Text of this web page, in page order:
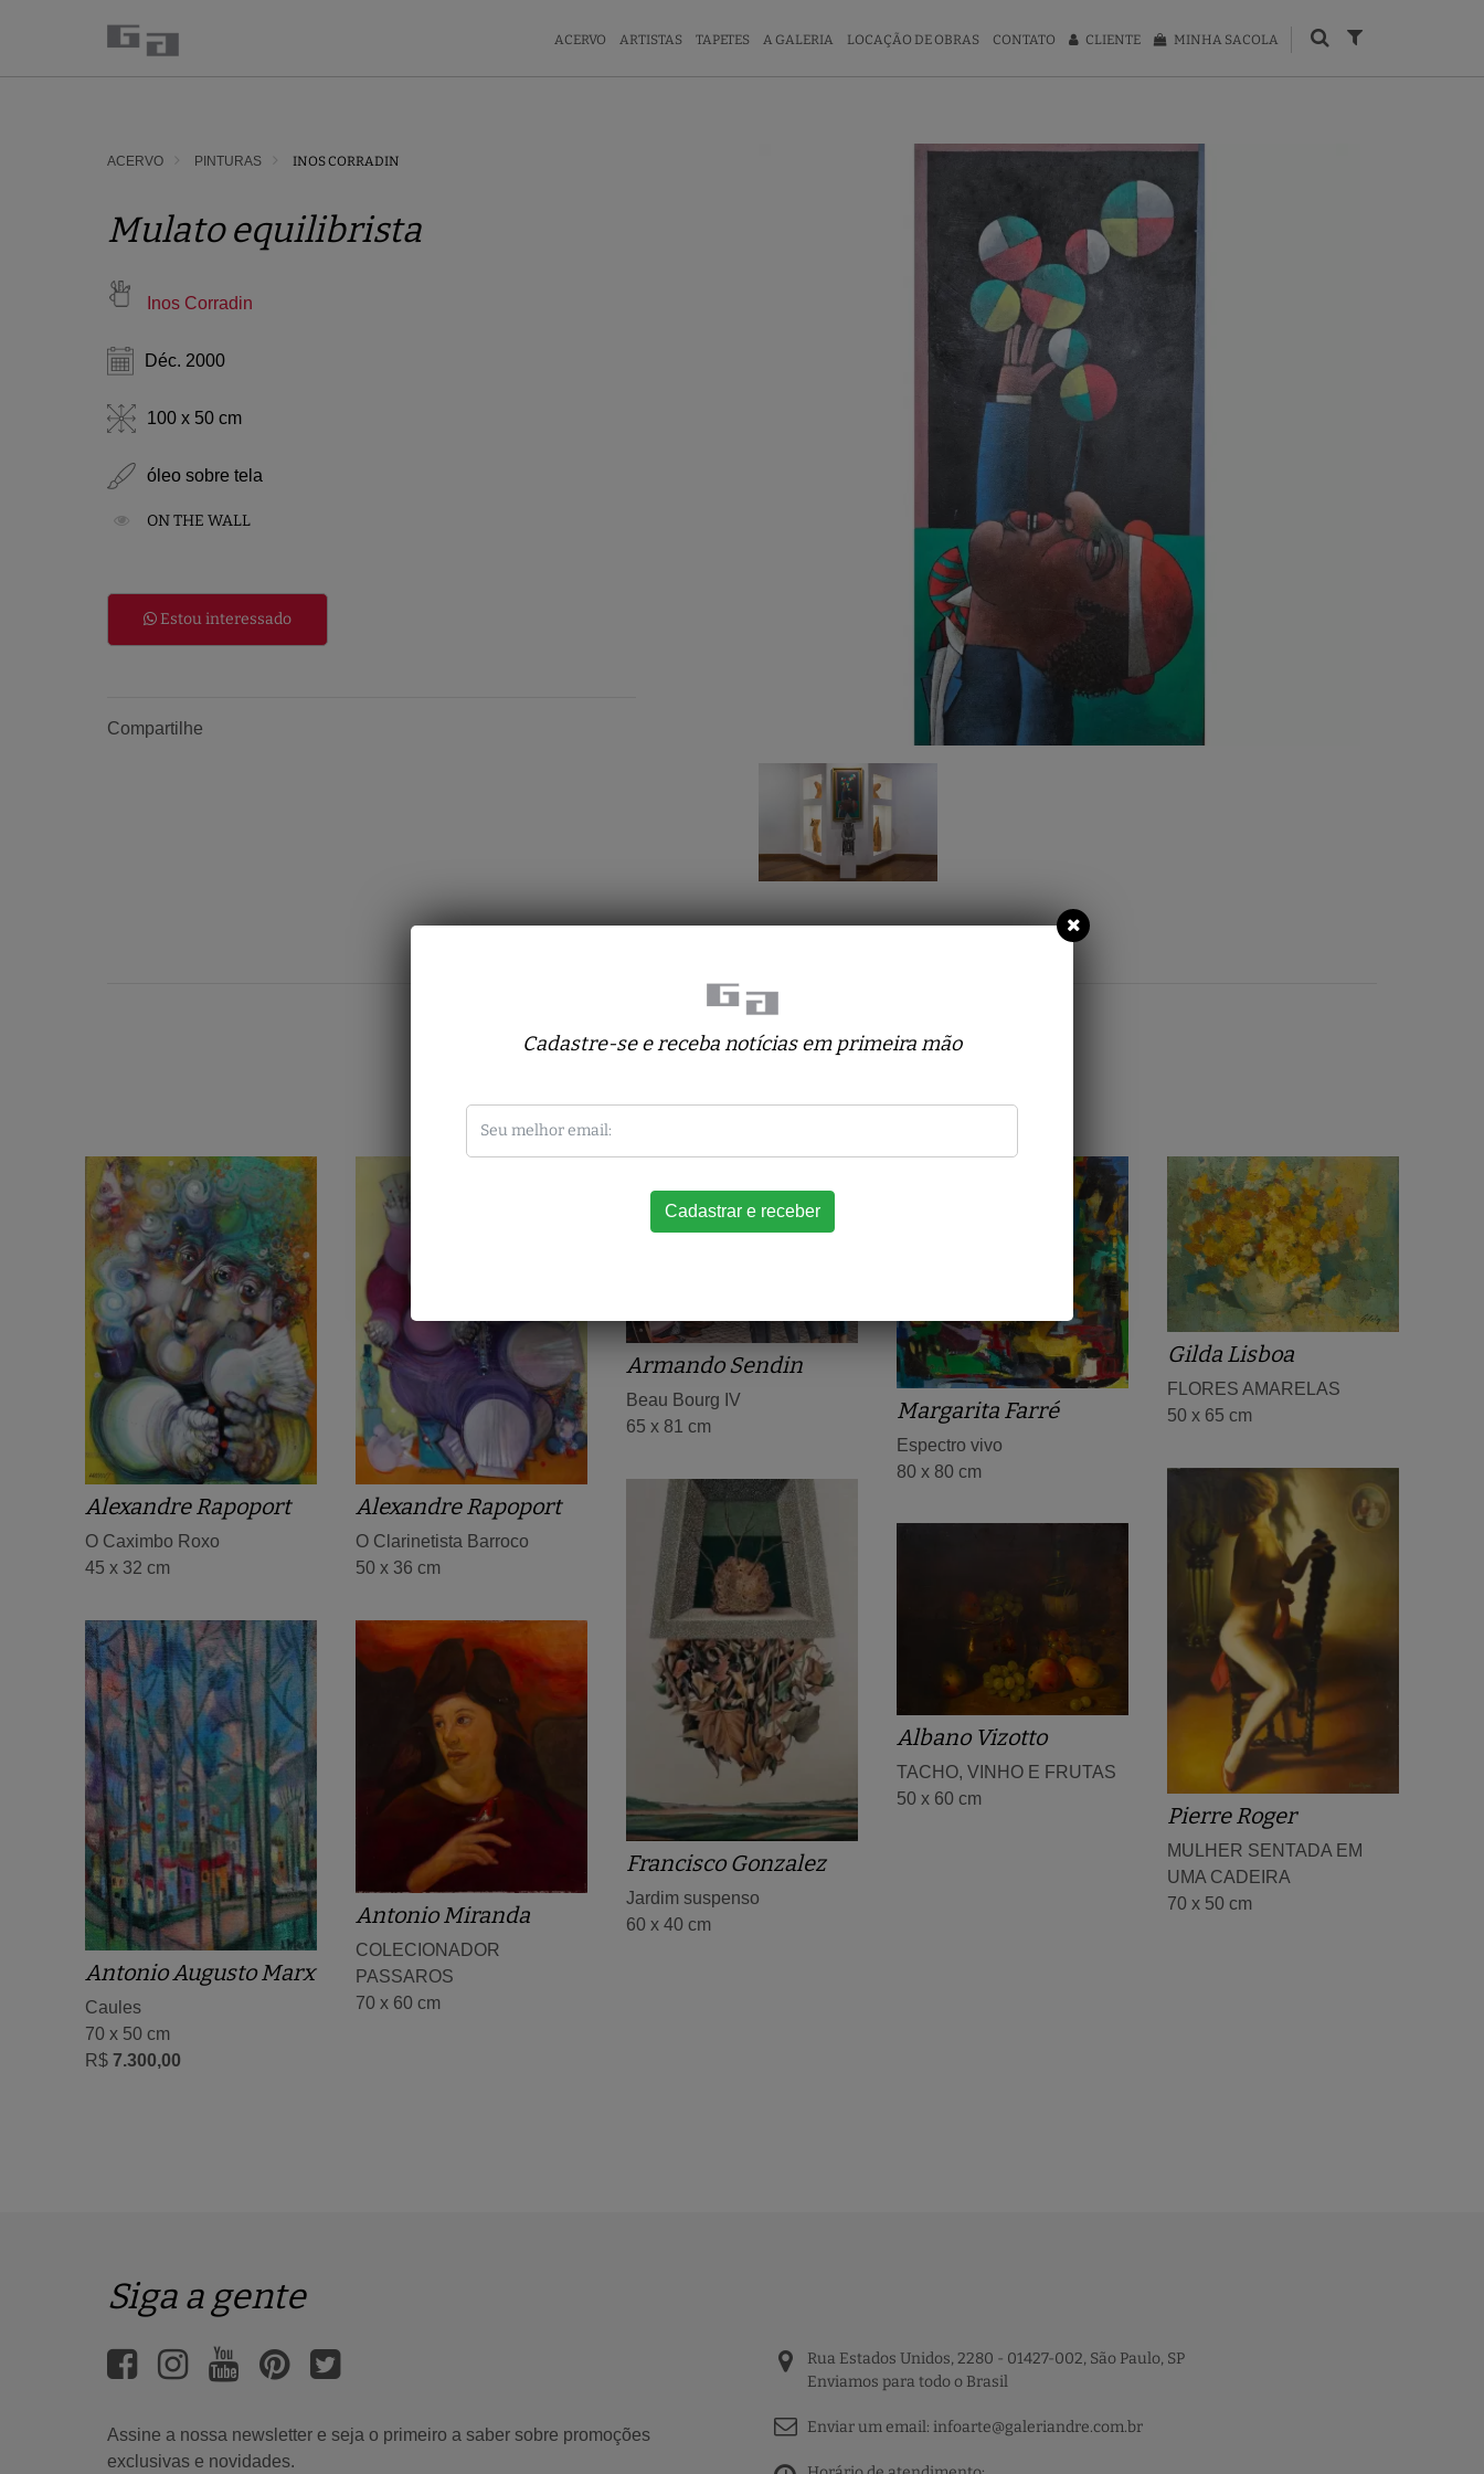
ACERVO ARTISTAS TAPETES A GALERIA LOCAÇÃO DE OBRAS CONTATO CLIENTE MINHA SACOLA
ACERVO PINTURAS INOS CORRADIN
Mulato equilibrista
Inos Corradin
Déc. 2000
100 x 50 cm
óleo sobre tela
ON THE WALL
Estou interessado
Compartilhe
Alexandre Rapoport
O Caximbo Roxo
45 x 32 cm
Alexandre Rapoport
O Clarinetista Barroco
50 x 36 cm
Armando Sendin
Beau Bourg IV
65 x 81 cm
Margarita Farré
Espectro vivo
80 x 80 cm
Gilda Lisboa
FLORES AMARELAS
50 x 65 cm
Pierre Roger
MULHER SENTADA EM
UMA CADEIRA
70 x 50 cm
Francisco Gonzalez
Jardim suspenso
60 x 40 cm
Albano Vizotto
TACHO, VINHO E FRUTAS
50 x 60 cm
Antonio Augusto Marx
Caules
70 x 50 cm
R$ 7.300,00
Antonio Miranda
COLECIONADOR
PASSAROS
70 x 60 cm
Siga a gente
Assine a nossa newsletter e seja o primeiro a saber sobre promoções
exclusivas e novidades.
Rua Estados Unidos, 2280 - 01427-002, São Paulo, SP
Enviamos para todo o Brasil
Enviar um email: infoarte@galeriandre.com.br
Cadastre-se e receba notícias em primeira mão